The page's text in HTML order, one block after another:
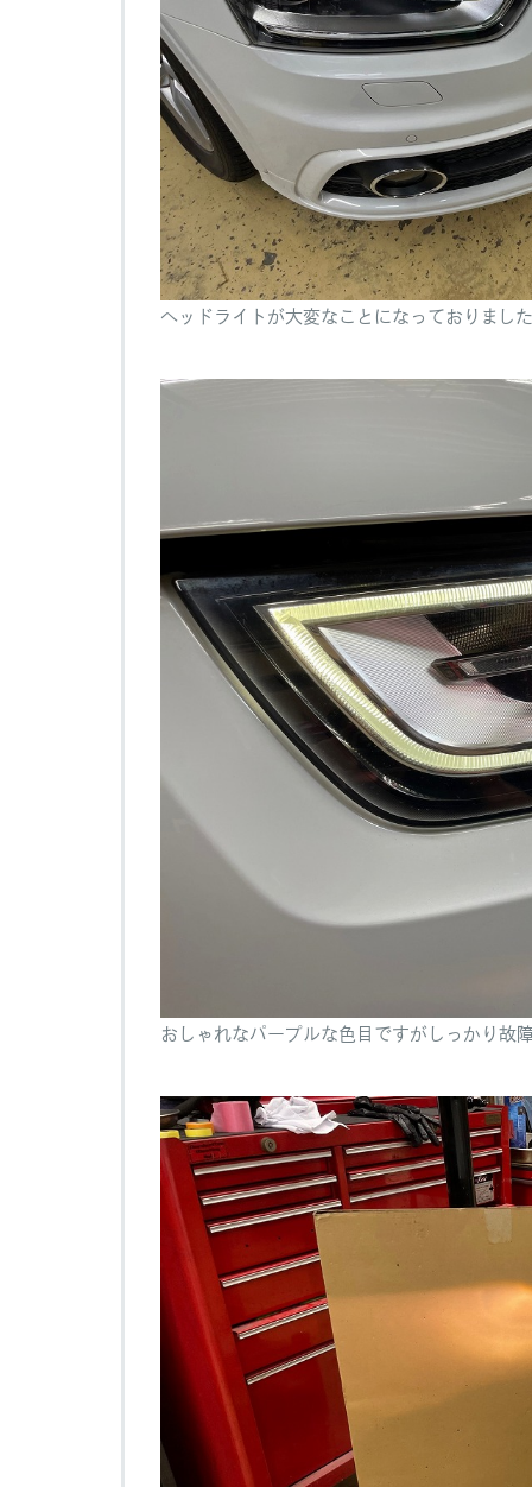
ヘッドライトが大変なことになっておりました
おしゃれなパープルな色目ですがしっかり故